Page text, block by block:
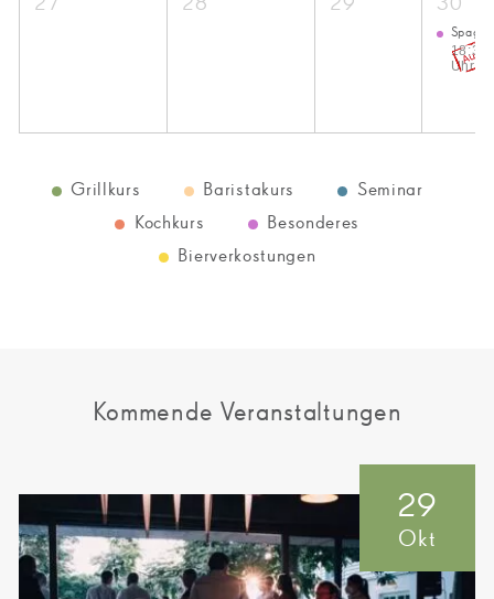
Uhr,
Grillkurs Baristakurs
Seminar
Kochkurs
Besonderes
Bierverkostungen
Kommende Veranstaltungen
29
Okt